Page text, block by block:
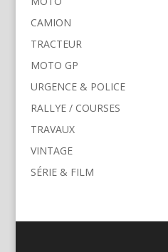
CAMION
TRACTEUR
MOTO GP
URGENCE & POLICE
RALLYE / COURSES
TRAVAUX
VINTAGE
SÉRIE & FILM